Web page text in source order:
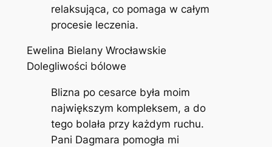
relaksująca, co pomaga w całym
procesie leczenia.
Ewelina Bielany Wrocławskie
Dolegliwości bólowe
Blizna po cesarce była moim
największym kompleksem, a do
tego bolała przy każdym ruchu.
Pani Dagmara pomogła mi